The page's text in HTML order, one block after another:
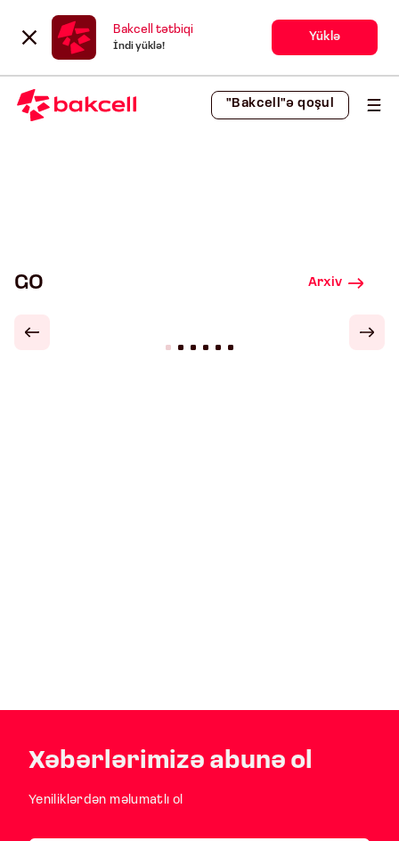
Bakcell tətbiqi
İndi yüklə!
Yüklə
"Bakcell"ə qoşul
GO Arxiv
Xəbərlərimizə abunə ol
Yeniliklərdən məlumatlı ol